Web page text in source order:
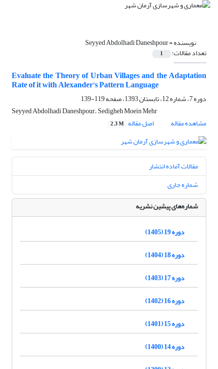
نویسنده =Seyyed Abdolhadi Daneshpour
تعداد مقالات: 1
Evaluate the Theory of Urban Villages and the Adaptation
Rate of it with Alexander’s Pattern Language
دوره 7، شماره 12، تابستان 1393، صفحه
119-139
Seyyed Abdolhadi Daneshpour، Sedigheh Moein Mehr
مشاهده مقاله
اصل مقاله 2.3 M
مقالات آماده انتشار
شماره جاری
شماره‌های پیشین نشریه
دوره 19 (1405)
دوره 18 (1404)
دوره 17 (1403)
دوره 16 (1402)
دوره 15 (1401)
دوره 14 (1400)